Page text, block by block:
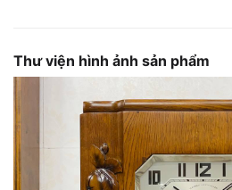
Thư viện hình ảnh sản phẩm